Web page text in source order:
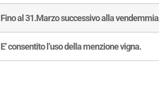
Fino al 31.Marzo successivo alla vendemmia
E’ consentito l’uso della menzione vigna.